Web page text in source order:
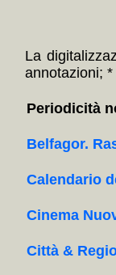
La
annotazioni;
Periodicità
Belfagor.
Calendario
Cinema
Città &